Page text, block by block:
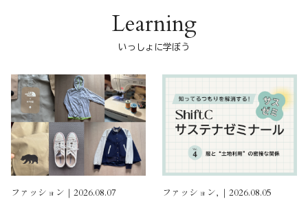
Learning
いっしょに学ぼう
ファッション｜2026.08.07 ファッション, ｜2026.08.05